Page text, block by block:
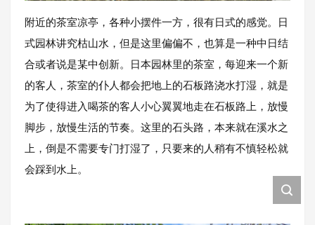
附近的茶室凉亭，各种小摆件一方，很有日式的感觉。日
式园林讲究枯山水，但是这里偏偏不，也算是一种中日结
合或者说是某中创新。日本园林里的茶室，每迎来一个新
的客人，茶室的仆人都会把地上的石板路浇水打湿，就是
为了使得进入喝茶的客人小心翼翼地走在石板路上，放慢
脚步，放慢生活的节奏。这里的石头路，本来就在溪水之
上，倒是不需要专门打湿了，只要来的人稍有不慎轻松就
会踩到水上。